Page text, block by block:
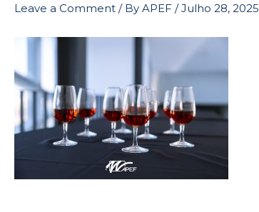
Leave a Comment / By APEF /Julho 28, 2025